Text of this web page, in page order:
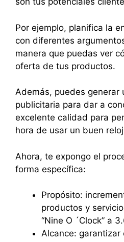
Por ejemplo, planifica la
con diferentes
manera que puedas ver
oferta de tus productos.
Además, puedes generar
publicitaria para dar a
excelente calidad para
hora de usar un buen
Ahora, te expongo el
forma específica:
Propósito:
productos y
“Nine O ´Clock” a
Alcance: garantizar